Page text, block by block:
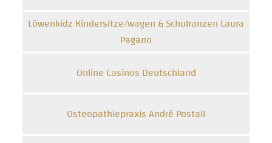
Löwenkidz Kindersitze/wagen & Schulranzen Laura
Pagano
Online Casinos Deutschland
Osteopathiepraxis André Postall